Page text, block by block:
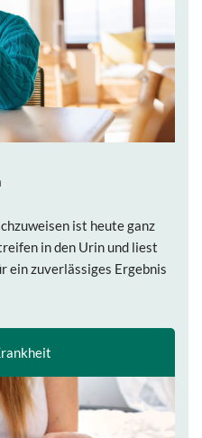
ist heute ganz
in den Urin und liest
ein zuverlässiges Ergebnis